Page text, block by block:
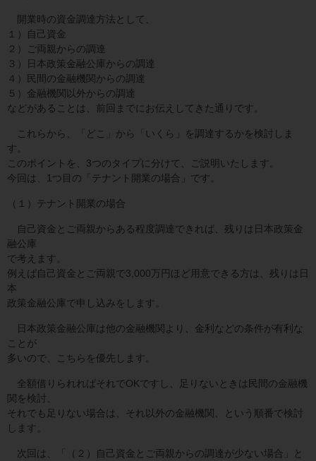
開業時の資金調達方法として、
１）自己資金
２）ご両親からの調達
３）日本政策金融公庫からの調達
４）民間の金融機関からの調達
５）金融機関以外からの調達
などがあることは、前回までにお伝えしてきた通りです。
これらから、「どこ」から「いくら」を調達するかを検討しま
す。
このポイントを、3つのタイプに分けて、ご説明いたします。
今回は、1つ目の「テナント開業の場合」です。
（１）テナント開業の場合
自己資金とご両親からある程度調達できれば、残りは日本政策金
融公庫
で考えます。
例えば自己資金とご両親で3,000万円ほど用意できる方は、残りは日
本
政策金融公庫で申し込みをします。
日本政策金融公庫は他の金融機関より、金利などの条件が有利な
ことが
多いので、こちらを優先します。
全額借りられればそれでOKですし、足りないときは民間の金融機
関を検討、
それでも足りない場合は、それ以外の金融機関、という順番で検討
します。
次回は、「（２）自己資金とご両親からの調達が少ない場合」と